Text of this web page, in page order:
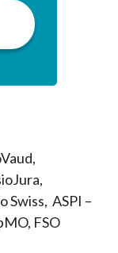
Swiss, ASPI –
FSO